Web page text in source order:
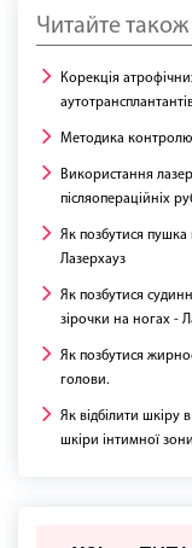
Читайте також
Корекція
Методика контролю
Використання
післяопераційніх
Як позбутися
Лазерхауз
Як позбутися
зірочки на ногах -
Як позбутися
голови.
Як відбілити шкіру
шкіри інтимної